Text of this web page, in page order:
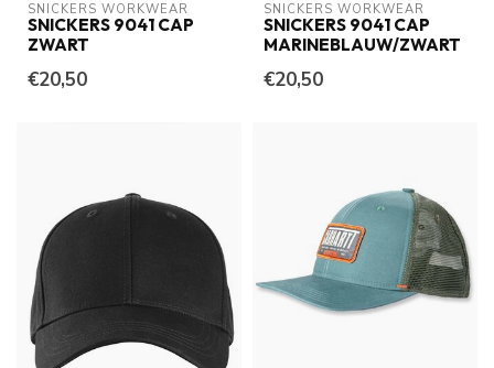
SNICKERS WORKWEAR
SNICKERS 9041 CAP
ZWART
€20,50
SNICKERS WORKWEAR
SNICKERS 9041 CAP
MARINEBLAUW/ZWART
€20,50